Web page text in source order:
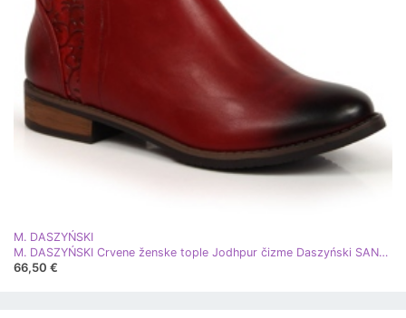
M. DASZYŃSKI
M. DASZYŃSKI Crvene ženske tople Jodhpur čizme Daszyński SAN4B crvena
66,50 €